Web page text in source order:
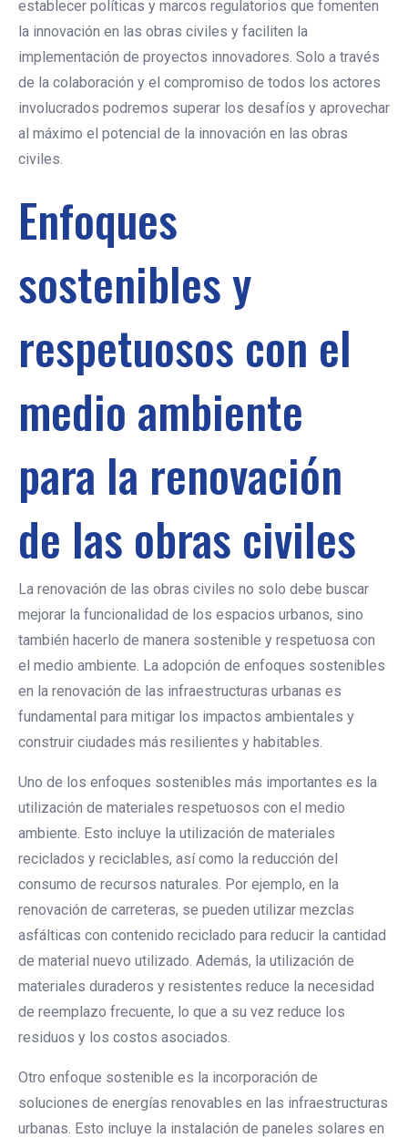
establecer políticas y marcos regulatorios que fomenten
la innovación en las obras civiles y faciliten la
implementación de proyectos innovadores. Solo a través
de la colaboración y el compromiso de todos los actores
involucrados podremos superar los desafíos y aprovechar
al máximo el potencial de la innovación en las obras
civiles.
Enfoques
sostenibles y
respetuosos con el
medio ambiente
para la renovación
de las obras civiles
La renovación de las obras civiles no solo debe buscar
mejorar la funcionalidad de los espacios urbanos, sino
también hacerlo de manera sostenible y respetuosa con
el medio ambiente. La adopción de enfoques sostenibles
en la renovación de las infraestructuras urbanas es
fundamental para mitigar los impactos ambientales y
construir ciudades más resilientes y habitables.
Uno de los enfoques sostenibles más importantes es la
utilización de materiales respetuosos con el medio
ambiente. Esto incluye la utilización de materiales
reciclados y reciclables, así como la reducción del
consumo de recursos naturales. Por ejemplo, en la
renovación de carreteras, se pueden utilizar mezclas
asfálticas con contenido reciclado para reducir la cantidad
de material nuevo utilizado. Además, la utilización de
materiales duraderos y resistentes reduce la necesidad
de reemplazo frecuente, lo que a su vez reduce los
residuos y los costos asociados.
Otro enfoque sostenible es la incorporación de
soluciones de energías renovables en las infraestructuras
urbanas. Esto incluye la instalación de paneles solares en